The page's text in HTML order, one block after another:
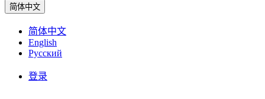
简体中文
简体中文
English
Русский
登录